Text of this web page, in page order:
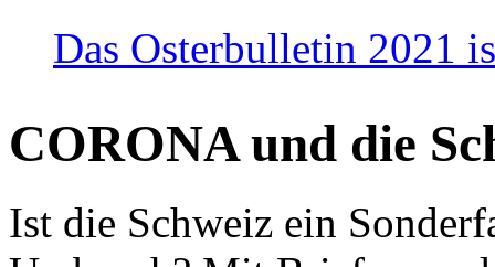
Das Osterbulletin 2021
CORONA und die
Ist die Schweiz ein